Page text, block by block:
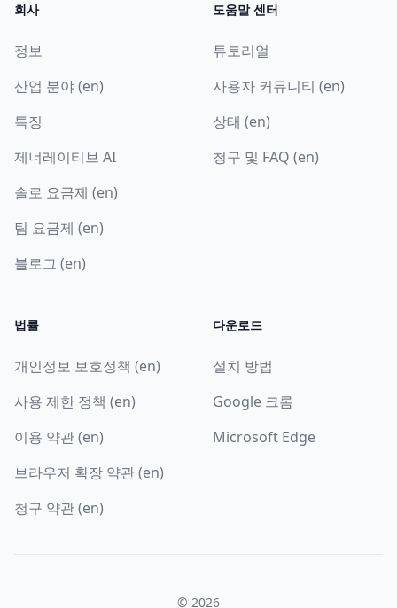
회사
정보
산업 분야 (en)
특징
제너레이티브 AI
솔로 요금제 (en)
팀 요금제 (en)
블로그 (en)
도움말 센터
튜토리얼
사용자 커뮤니티 (en)
상태 (en)
청구 및 FAQ (en)
법률
개인정보 보호정책 (en)
사용 제한 정책 (en)
이용 약관 (en)
브라우저 확장 약관 (en)
청구 약관 (en)
다운로드
설치 방법
Google 크롬
Microsoft Edge
© 2026